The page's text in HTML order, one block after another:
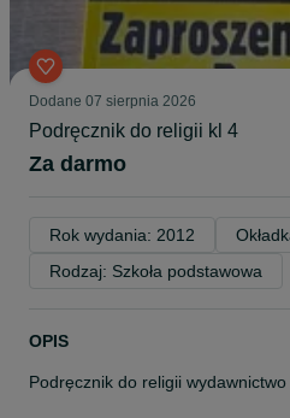
Dodane 07 sierpnia 2026
Podręcznik do religii kl 4
Za darmo
Rok wydania: 2012
Rodzaj: Szkoła podstawowa
OPIS
Podręcznik do religii